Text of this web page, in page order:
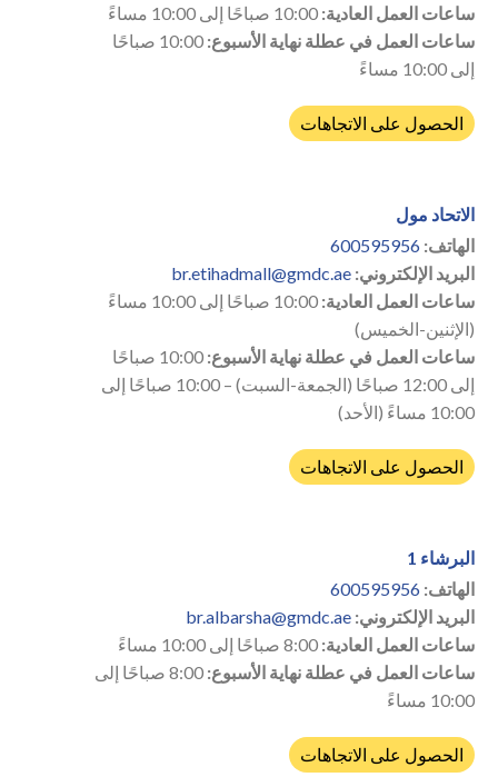
ساعات العمل العادية:
ساعات العمل في عطلة نهاية الأسبوع:
10:00 صباحًا
إلى 10:00 مساءً
الحصول على الاتجاهات
الاتحاد مول
الهاتف: 600595956
البريد الإلكتروني: br.etihadmall@gmdc.ae
ساعات العمل العادية:
10:00 صباحًا إلى 10:00 مساءً
(الإثنين-الخميس)
ساعات العمل في عطلة نهاية الأسبوع:
10:00 صباحًا
إلى 12:00 صباحًا (الجمعة-السبت) – 10:00 صباحًا إلى
10:00 مساءً (الأحد)
الحصول على الاتجاهات
البرشاء 1
الهاتف: 600595956
البريد الإلكتروني: br.albarsha@gmdc.ae
ساعات العمل العادية:
ساعات العمل في عطلة نهاية الأسبوع:
8:00 صباحًا إلى
10:00 مساءً
الحصول على الاتجاهات